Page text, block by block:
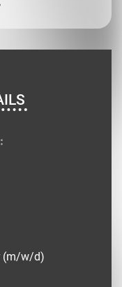
(m/w/d)